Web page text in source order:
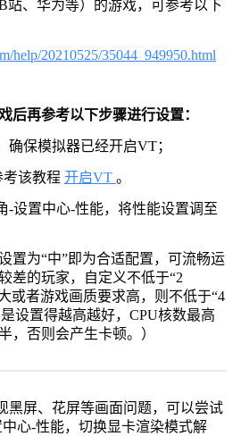
站、华为等）的游戏，可参考以下
help/20210525/35044_949950.html
后再参考以下步骤进行设置：
确保模拟器已经开启VT；
该教程 开启VT 。
-设置中心-性能，将性能设置调至
置为“中”即为合适配置，可流畅运
差的玩家，自定义不低于“2
或者游戏画质要求高，则不低于“4
设置得越高越好，CPU核数最高
，否则会产生卡顿。）
黑屏、花屏等画面问题，可以尝试
心-性能，切换显卡渲染模式解